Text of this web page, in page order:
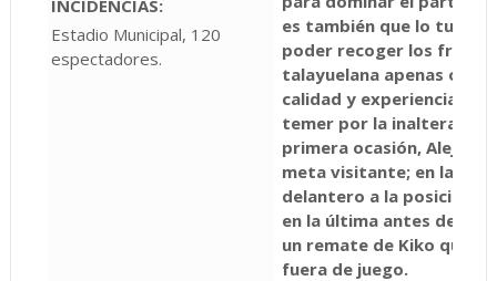
INCIDENCIAS:
Estadio Municipal, 120
espectadores.
es también que lo tuvo
poder recoger los
talayuelana apenas
calidad y experiencia de
temer por la
primera ocasión, Alejo
meta visitante; en la
delantero a la posición
en la última antes del
un remate de Kiko que
fuera de juego.